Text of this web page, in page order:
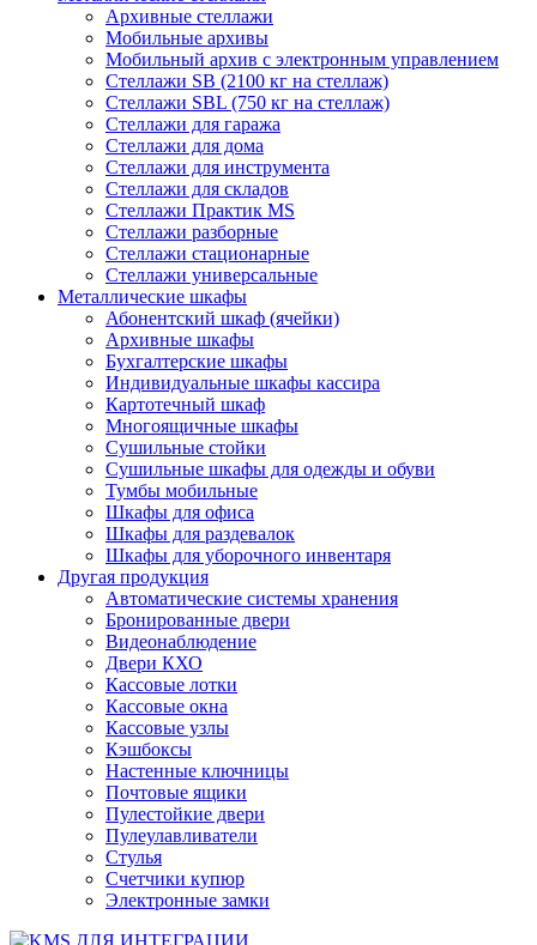
Архивные стеллажи
Мобильные архивы
Мобильный архив с электронным управлением
Стеллажи SB (2100 кг на стеллаж)
Стеллажи SBL (750 кг на стеллаж)
Стеллажи для гаража
Стеллажи для дома
Стеллажи для инструмента
Стеллажи для складов
Стеллажи Практик MS
Стеллажи разборные
Стеллажи стационарные
Стеллажи универсальные
Металлические шкафы
Абонентский шкаф (ячейки)
Архивные шкафы
Бухгалтерские шкафы
Индивидуальные шкафы кассира
Картотечный шкаф
Многоящичные шкафы
Сушильные стойки
Сушильные шкафы для одежды и обуви
Тумбы мобильные
Шкафы для офиса
Шкафы для раздевалок
Шкафы для уборочного инвентаря
Другая продукция
Автоматические системы хранения
Бронированные двери
Видеонаблюдение
Двери КХО
Кассовые лотки
Кассовые окна
Кассовые узлы
Кэшбоксы
Настенные ключницы
Почтовые ящики
Пулестойкие двери
Пулеулавливатели
Стулья
Счетчики купюр
Электронные замки